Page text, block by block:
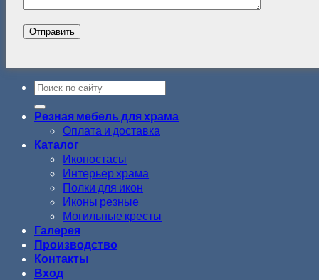
Резная мебель для храма
Оплата и доставка
Каталог
Иконостасы
Интерьер храма
Полки для икон
Иконы резные
Могильные кресты
Галерея
Производство
Контакты
Вход